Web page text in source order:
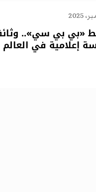
«بي بي سي»..
إعلامية في العالم